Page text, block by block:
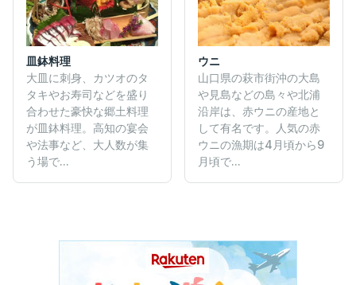
皿鉢料理
大皿に刺身、カツオのタ
タキやお寿司などを盛り
合わせた豪快な郷土料理
が皿鉢料理。高知の宴会
や法事など、大人数が集
う場で...
ウニ
山口県の萩市街沖の大島
や見島などの島々や北浦
沿岸は、赤ウニの産地と
して有名です。人気の赤
ウニの漁期は4月頃から9
月頃で...